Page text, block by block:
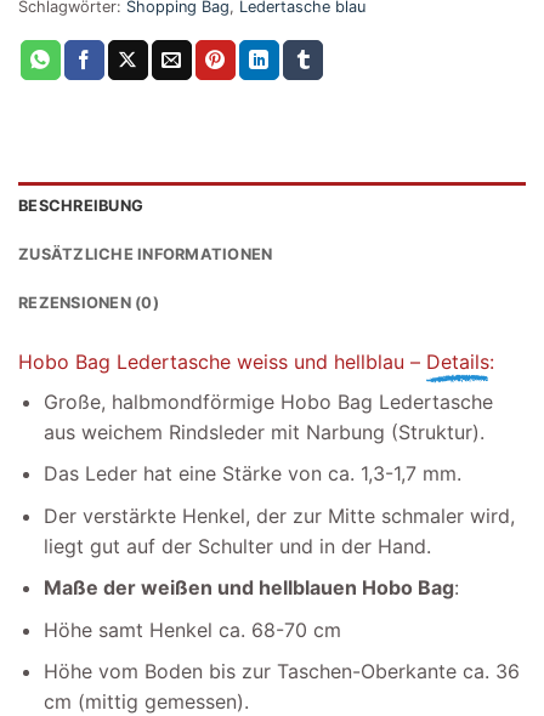
Schlagwörter: Shopping Bag, Ledertasche blau
BESCHREIBUNG
ZUSÄTZLICHE INFORMATIONEN
REZENSIONEN (0)
Hobo Bag Ledertasche weiss und hellblau – Details:
Große, halbmondförmige Hobo Bag Ledertasche
aus weichem Rindsleder mit Narbung (Struktur).
Das Leder hat eine Stärke von ca. 1,3-1,7 mm.
Der verstärkte Henkel, der zur Mitte schmaler wird,
liegt gut auf der Schulter und in der Hand.
Maße der weißen und hellblauen Hobo Bag:
Höhe samt Henkel ca. 68-70 cm
Höhe vom Boden bis zur Taschen-Oberkante ca. 36
cm (mittig gemessen).